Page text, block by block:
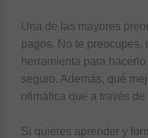
Una de las mayores
pagos. No te preocupes,
herramienta para
seguro. Además, qué
ofimática que a través
Si quieres aprender y